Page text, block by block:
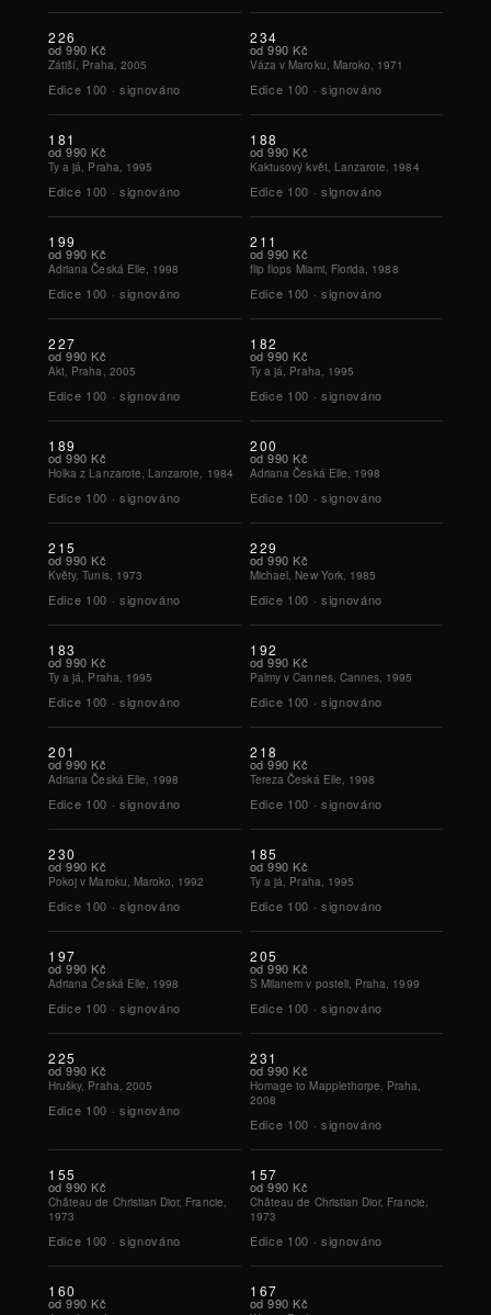
226
od 990 Kč
Zátiší, Praha, 2005
Edice 100 · signováno
234
od 990 Kč
Váza v Maroku, Maroko, 1971
Edice 100 · signováno
181
od 990 Kč
Ty a já, Praha, 1995
Edice 100 · signováno
188
od 990 Kč
Kaktusový květ, Lanzarote, 1984
Edice 100 · signováno
199
od 990 Kč
Adriana Česká Elle, 1998
Edice 100 · signováno
211
od 990 Kč
flip flops Miami, Florida, 1988
Edice 100 · signováno
227
od 990 Kč
Akt, Praha, 2005
Edice 100 · signováno
182
od 990 Kč
Ty a já, Praha, 1995
Edice 100 · signováno
189
od 990 Kč
Holka z Lanzarote, Lanzarote, 1984
Edice 100 · signováno
200
od 990 Kč
Adriana Česká Elle, 1998
Edice 100 · signováno
215
od 990 Kč
Květy, Tunis, 1973
Edice 100 · signováno
229
od 990 Kč
Michael, New York, 1985
Edice 100 · signováno
183
od 990 Kč
Ty a já, Praha, 1995
Edice 100 · signováno
192
od 990 Kč
Palmy v Cannes, Cannes, 1995
Edice 100 · signováno
201
od 990 Kč
Adriana Česká Elle, 1998
Edice 100 · signováno
218
od 990 Kč
Tereza Česká Elle, 1998
Edice 100 · signováno
230
od 990 Kč
Pokoj v Maroku, Maroko, 1992
Edice 100 · signováno
185
od 990 Kč
Ty a já, Praha, 1995
Edice 100 · signováno
197
od 990 Kč
Adriana Česká Elle, 1998
Edice 100 · signováno
205
od 990 Kč
S Milanem v posteli, Praha, 1999
Edice 100 · signováno
225
od 990 Kč
Hrušky, Praha, 2005
Edice 100 · signováno
231
od 990 Kč
Homage to Mapplethorpe, Praha,
2008
Edice 100 · signováno
155
od 990 Kč
Château de Christian Dior, Francie,
1973
Edice 100 · signováno
157
od 990 Kč
Château de Christian Dior, Francie,
1973
Edice 100 · signováno
160
od 990 Kč
167
od 990 Kč